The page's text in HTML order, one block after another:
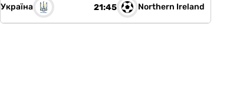
Україна 21:45 Northern Ireland